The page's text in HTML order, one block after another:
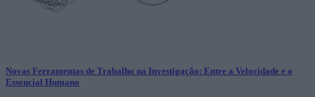
Novas Ferramentas de Trabalho na Investigação: Entre a Velocidade e o
Essencial Humano